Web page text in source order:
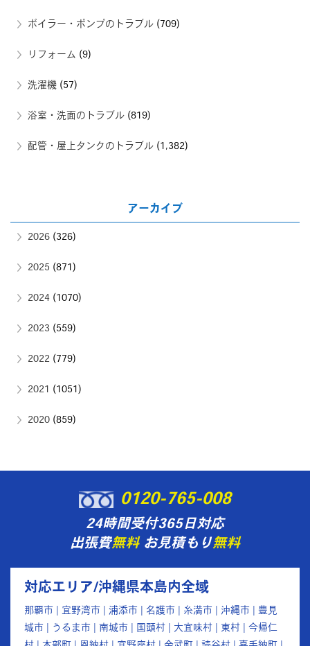
ボイラー・ポンプのトラブル (709)
リフォーム (9)
洗濯機 (57)
浴室・洗面のトラブル (819)
配管・屋上タンクのトラブル (1,382)
アーカイブ
2026 (326)
2025 (871)
2024 (1070)
2023 (559)
2022 (779)
2021 (1051)
2020 (859)
0120-765-008
24時間受付365日対応
出張費無料お見積もり無料
対応エリア/沖縄県本島内全域
那覇市 | 宜野湾市 | 浦添市 | 名護市 | 糸満市 | 沖縄市 | 豊見
城市 | うるま市 | 南城市 | 国頭村 | 大宜味村 | 東村 | 今帰仁